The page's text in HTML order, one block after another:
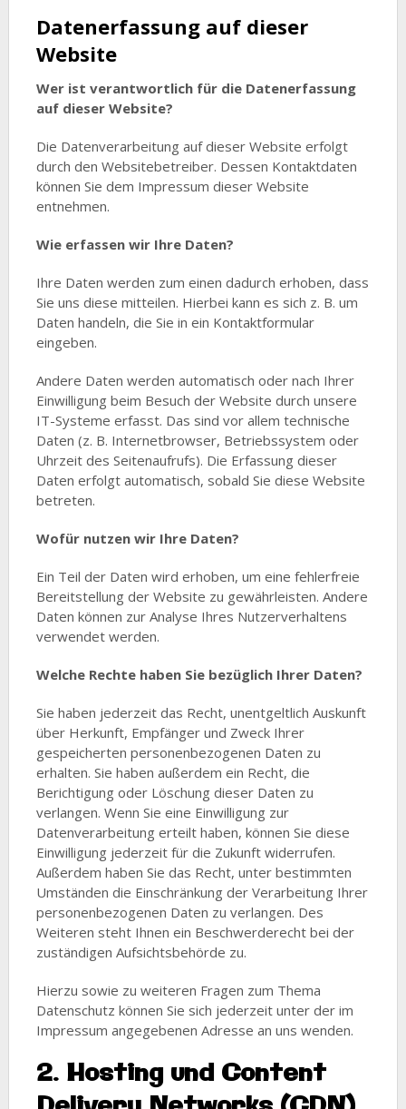
Datenerfassung auf dieser
Website
Wer ist verantwortlich für die Datenerfassung
auf dieser Website?
Die Datenverarbeitung auf dieser Website erfolgt
durch den Websitebetreiber. Dessen Kontaktdaten
können Sie dem Impressum dieser Website
entnehmen.
Wie erfassen wir Ihre Daten?
Ihre Daten werden zum einen dadurch erhoben, dass
Sie uns diese mitteilen. Hierbei kann es sich z. B. um
Daten handeln, die Sie in ein Kontaktformular
eingeben.
Andere Daten werden automatisch oder nach Ihrer
Einwilligung beim Besuch der Website durch unsere
IT-Systeme erfasst. Das sind vor allem technische
Daten (z. B. Internetbrowser, Betriebssystem oder
Uhrzeit des Seitenaufrufs). Die Erfassung dieser
Daten erfolgt automatisch, sobald Sie diese Website
betreten.
Wofür nutzen wir Ihre Daten?
Ein Teil der Daten wird erhoben, um eine fehlerfreie
Bereitstellung der Website zu gewährleisten. Andere
Daten können zur Analyse Ihres Nutzerverhaltens
verwendet werden.
Welche Rechte haben Sie bezüglich Ihrer Daten?
Sie haben jederzeit das Recht, unentgeltlich Auskunft
über Herkunft, Empfänger und Zweck Ihrer
gespeicherten personenbezogenen Daten zu
erhalten. Sie haben außerdem ein Recht, die
Berichtigung oder Löschung dieser Daten zu
verlangen. Wenn Sie eine Einwilligung zur
Datenverarbeitung erteilt haben, können Sie diese
Einwilligung jederzeit für die Zukunft widerrufen.
Außerdem haben Sie das Recht, unter bestimmten
Umständen die Einschränkung der Verarbeitung Ihrer
personenbezogenen Daten zu verlangen. Des
Weiteren steht Ihnen ein Beschwerderecht bei der
zuständigen Aufsichtsbehörde zu.
Hierzu sowie zu weiteren Fragen zum Thema
Datenschutz können Sie sich jederzeit unter der im
Impressum angegebenen Adresse an uns wenden.
2. Hosting und Content